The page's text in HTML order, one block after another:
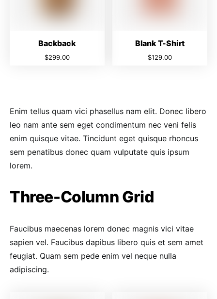
Backback
$299.00
Blank T-Shirt
$129.00
Enim tellus quam vici phasellus nam elit. Donec libero
leo nam ante sem eget condimentum nec veni felis
enim quisque vitae. Tincidunt eget quisque rhoncus
sem penatibus donec quam vulputate quis ipsum
lorem.
Three-Column Grid
Faucibus maecenas lorem donec magnis vici vitae
sapien vel. Faucibus dapibus libero quis et sem amet
feugiat. Quam sem pede enim vel neque nulla
adipiscing.